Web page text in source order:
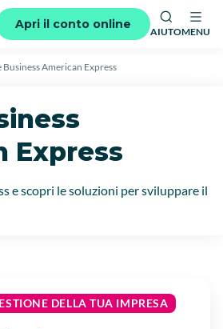
Apri il conto online
AIUTOMENU
Business American Express
Express
e scopri le soluzioni per sviluppare il
DELLA TUA IMPRESA